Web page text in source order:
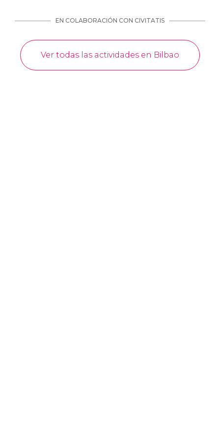
EN COLABORACIÓN CON CIVITATIS
Ver todas las actividades en Bilbao